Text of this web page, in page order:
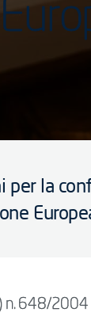
la
n. 648/